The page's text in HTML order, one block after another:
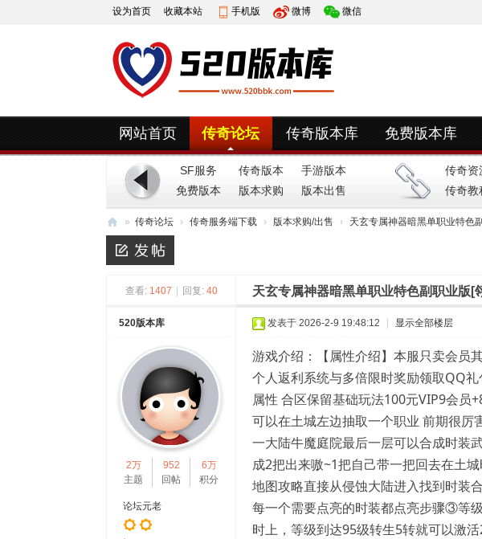
设为首页 收藏本站 手机版 微博 微信
网站首页 传奇论坛 传奇版本库 免费版本库
SF服务
端
传奇版本
手游版本
免费版本
版本求购 版本出售
传奇资
传奇教
52
0
» 传奇论坛 › 传奇服务端下载 › 版本求购/出售 › 天玄专属神器暗黑单职业特色
查看: 1407 回复: 40 天玄专属神器暗黑单职业特色副职业版[
520版本库
2万
主题
952
回帖
6万
积分
论坛元老
发表于 2026-2-9 19:48:12 显示全部楼层
游戏介绍：【属性介绍】本服只卖会员
个人返利系统与多倍限时奖励领取QQ
属性 合区保留基础玩法100元VIP9会
可以在土城左边抽取一个职业 前期很
一大陆牛魔庭院最后一层可以合成时装
成2把出来嗷~1把自己带一把回去在土
地图攻略直接从侵蚀大陆进入找到时装
每一个需要点亮的时装都点亮步骤③等
时上，等级到达95级转生5转就可以激